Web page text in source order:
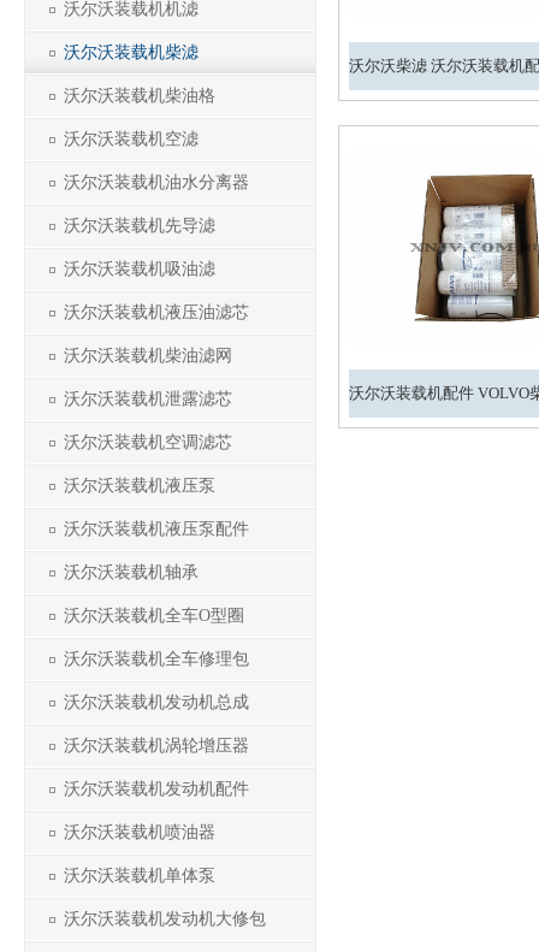
沃尔沃装载机机滤
沃尔沃装载机柴滤
沃尔沃装载机柴油格
沃尔沃装载机空滤
沃尔沃装载机油水分离器
沃尔沃装载机先导滤
沃尔沃装载机吸油滤
沃尔沃装载机液压油滤芯
沃尔沃装载机柴油滤网
沃尔沃装载机泄露滤芯
沃尔沃装载机空调滤芯
沃尔沃装载机液压泵
沃尔沃装载机液压泵配件
沃尔沃装载机轴承
沃尔沃装载机全车O型圈
沃尔沃装载机全车修理包
沃尔沃装载机发动机总成
沃尔沃装载机涡轮增压器
沃尔沃装载机发动机配件
沃尔沃装载机喷油器
沃尔沃装载机单体泵
沃尔沃装载机发动机大修包